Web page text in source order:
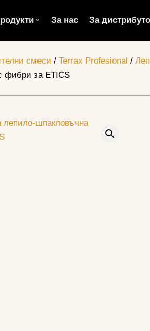
За нас За
смеси / Terrax Profesional /
фибри за ETICS